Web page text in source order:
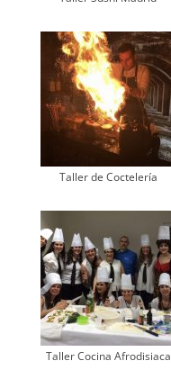
Taller de Coctelería
Taller Cocina Afrodisiaca